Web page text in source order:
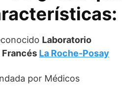
Laboratorio
La Roche-Posay
por Médicos